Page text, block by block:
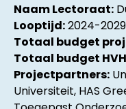
Naam Lectoraat:
Looptijd:2024-2029
Totaal budget
Totaal budget
Projectpartners:
Universiteit, HAS